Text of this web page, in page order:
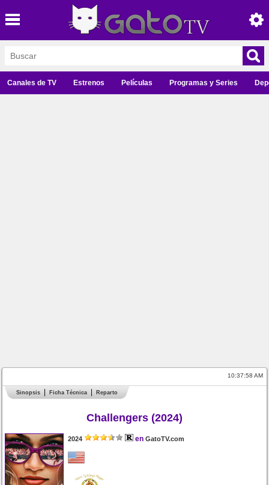
Canales de TV Estrenos Películas Programas y Series
10:37:58 AM
Sinopsis Ficha Técnica Reparto
Challengers (2024)
2024 en GatoTV.com